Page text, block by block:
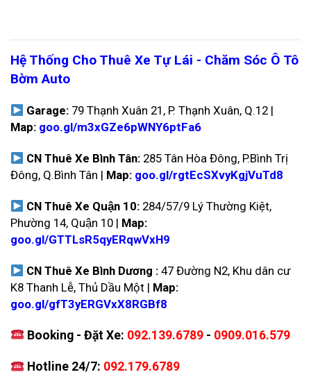
Hệ Thống Cho Thuê Xe Tự Lái - Chăm Sóc Ô Tô
Bờm Auto
Garage: 79 Thạnh Xuân 21, P. Thạnh Xuân, Q.12 |
Map: goo.gl/m3xGZe6pWNY6ptFa6
CN Thuê Xe Bình Tân: 285 Tân Hòa Đông, P.Bình Trị
Đông, Q.Bình Tân | Map: goo.gl/rgtEcSXvyKgjVuTd8
CN Thuê Xe Quận 10: 284/57/9 Lý Thường Kiệt,
Phường 14, Quận 10 | Map:
goo.gl/GTTLsR5qyERqwVxH9
CN Thuê Xe Bình Dương :47 Đường N2, Khu dân cư
K8 Thanh Lễ, Thủ Dầu Một | Map:
goo.gl/gfT3yERGVxX8RGBf8
Booking - Đặt Xe: 092.139.6789 - 0909.016.579
Hotline 24/7: 092.179.6789